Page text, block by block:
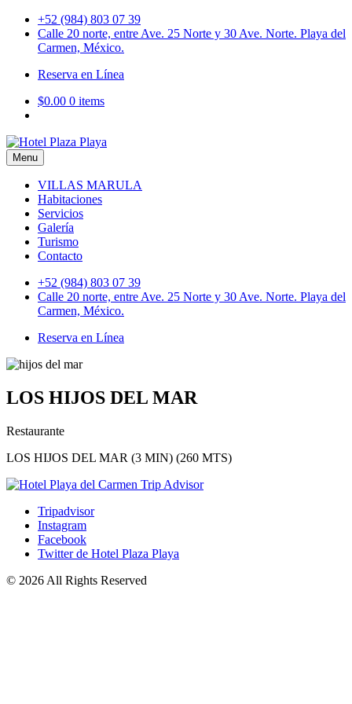
Skip
content
+52 (984) 803 07 39
Calle 20 norte, entre Ave. 25 Norte y 30 Ave. Norte. Playa del
Carmen, México.
Reserva en Línea
$0.00 0 items
Hotel Plaza Playa
Menu
VILLAS MARULA
Habitaciones
Servicios
Galería
Turismo
Contacto
+52 (984) 803 07 39
Calle 20 norte, entre Ave. 25 Norte y 30 Ave. Norte. Playa del
Carmen, México.
Reserva en Línea
LOS HIJOS DEL MAR
Restaurante
LOS HIJOS DEL MAR (3 MIN) (260 MTS)
Tripadvisor
Instagram
Facebook
Twitter de Hotel Plaza Playa
© 2026 All Rights Reserved